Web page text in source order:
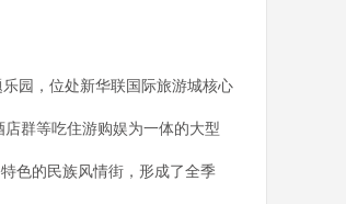
园，位处新华联国际旅游城核心
群等吃住游购娱为一体的大型
色的民族风情街，形成了全季